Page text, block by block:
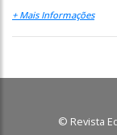
+ Mais Informações
© Revista